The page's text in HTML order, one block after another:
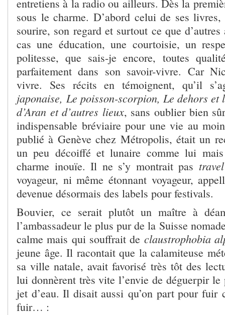
entretiens à la radio ou ailleurs. Dès la
sous le charme. D’abord celui de ses
sourire, son regard et surtout ce que
cas une éducation, une courtoisie, un
politesse, que sais-je encore, toutes
parfaitement dans son savoir-vivre. Car
vivre. Ses récits en témoignent, qu’il
japonaise, Le poisson-scorpion, Le dehors et
d’Aran et d’autres lieux, sans oublier bien
indispensable bréviaire pour une vie au
publié à Genève chez Métropolis, était un
un peu décoiffé et lunaire comme lui mais
charme inouïe. Il ne s’y montrait pas
voyageur, ni même étonnant voyageur,
devenue désormais des labels pour festivals.
Bouvier, ce serait plutôt un maître à
l’ambassadeur le plus pur de la Suisse
calme mais qui souffrait de claustrophobia
jeune âge. Il racontait que la calamiteuse
sa ville natale, avait favorisé très tôt des
lui donnèrent très vite l’envie de déguerpir
jet d’eau. Il disait aussi qu’on part pour fuir
fuir… :